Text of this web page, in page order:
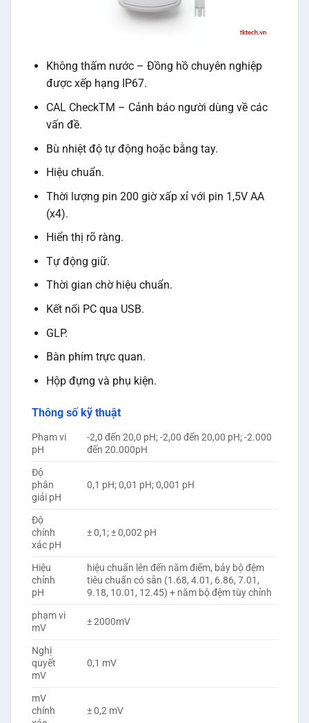
Không thấm nước – Đồng hồ chuyên nghiệp
được xếp hạng IP67.
CAL CheckTM – Cảnh báo người dùng về các
vấn đề.
Bù nhiệt độ tự động hoặc bằng tay.
Hiệu chuẩn.
Thời lượng pin 200 giờ xấp xỉ với pin 1,5V AA
(x4).
Hiển thị rõ ràng.
Tự động giữ.
Thời gian chờ hiệu chuẩn.
Kết nối PC qua USB.
GLP.
Bàn phím trực quan.
Hộp đựng và phụ kiện.
Thông số kỹ thuật
Phạm vi
pH
-2,0 đến 20,0 pH; -2,00 đến 20,00 pH; -2.000
đến 20.000pH
Độ
phân
giải pH
0,1 pH; 0,01 pH; 0,001 pH
Độ
chính
xác pH
± 0,1; ± 0,002 pH
Hiệu
chỉnh
pH
hiệu chuẩn lên đến năm điểm, bảy bộ đệm
tiêu chuẩn có sẵn (1.68, 4.01, 6.86, 7.01,
9.18, 10.01, 12.45) + năm bộ đệm tùy chỉnh
phạm vi
mV
± 2000mV
Nghị
quyết
mV
0,1 mV
mV
chính
± 0,2 mV